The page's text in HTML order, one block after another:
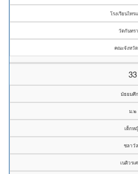
โรงเรียนไทร
วัดกันทร
คณะจังหวั
33
มัธยมศึ
ม.๒
เด็กห
ชลาวั
เนติวรเ